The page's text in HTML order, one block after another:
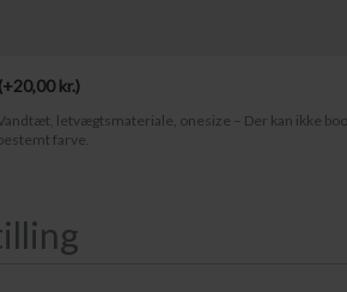
20,00kr.)
letvægtsmateriale, onesize – Der kan ikke
farve.